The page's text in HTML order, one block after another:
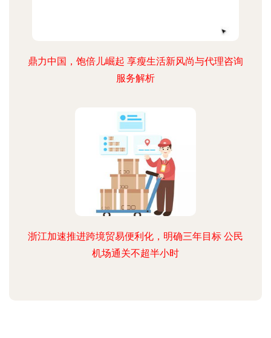
鼎力中国，饱倍儿崛起 享瘦生活新风尚与代理咨询
服务解析
浙江加速推进跨境贸易便利化，明确三年目标 公民
机场通关不超半小时